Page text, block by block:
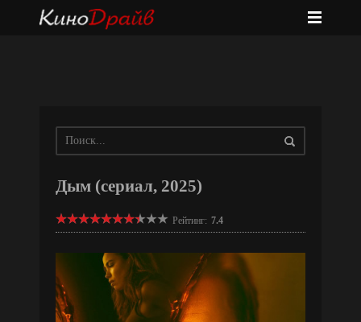
Дым (сериал, 2025)
Рейтинг: 7.4